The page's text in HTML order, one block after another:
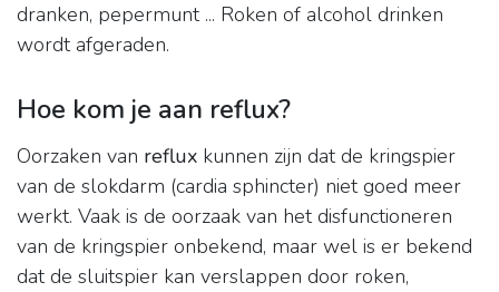
dranken, pepermunt ... Roken of alcohol drinken
wordt afgeraden.
Hoe kom je aan reflux?
Oorzaken van reflux kunnen zijn dat de kringspier
van de slokdarm (cardia sphincter) niet goed meer
werkt. Vaak is de oorzaak van het disfunctioneren
van de kringspier onbekend, maar wel is er bekend
dat de sluitspier kan verslappen door roken,